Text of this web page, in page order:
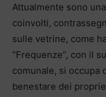
Attualmente sono
coinvolti,
sulle vetrine, come
“Frequenze”, con il
comunale, si occupa
benestare dei